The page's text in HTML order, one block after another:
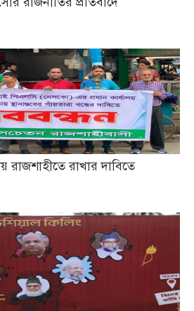
রাজশাহীতে রাখার দাবিতে